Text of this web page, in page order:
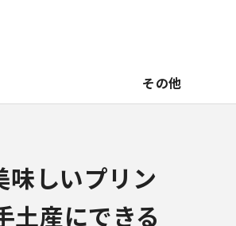
その他
味しいプリン
土産にできる